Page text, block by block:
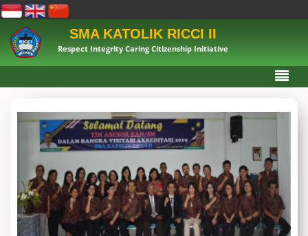
SMA KATOLIK RICCI II
Respect Integrity Caring Citizenship Initiative